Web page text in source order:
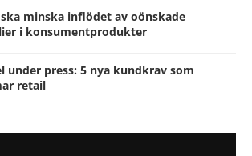
minska inflödet av oönskade
i konsumentprodukter
under press: 5 nya kundkrav som
retail